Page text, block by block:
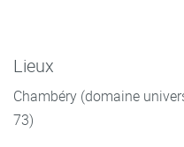
Lieux
Chambéry (domaine
73)